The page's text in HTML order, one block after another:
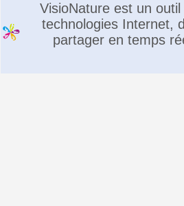
VisioNature est un
technologies Internet,
partager en temps